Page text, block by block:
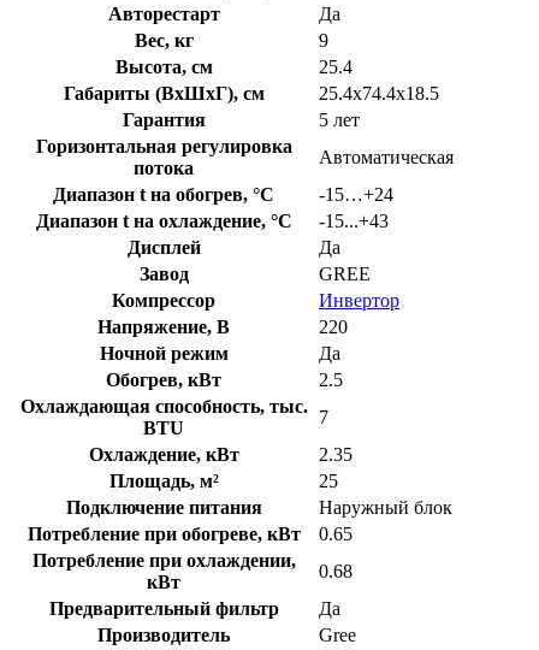
Авторестарт
Да
Вес, кг
9
Высота, см
25.4
Габариты (ВхШхГ), см
25.4x74.4x18.5
Гарантия
5 лет
Горизонтальная регулировка
потока
Автоматическая
Диапазон t на обогрев, °С
-15…+24
Диапазон t на охлаждение, °С
-15...+43
Дисплей
Да
Завод
GREE
Компрессор
Инвертор
Напряжение, В
220
Ночной режим
Да
Обогрев, кВт
2.5
Охлаждающая способность, тыс.
BTU
7
Охлаждение, кВт
2.35
Площадь, м²
25
Подключение питания
Наружный блок
Потребление при обогреве, кВт
0.65
Потребление при охлаждении,
кВт
0.68
Предварительный фильтр
Да
Производитель
Gree